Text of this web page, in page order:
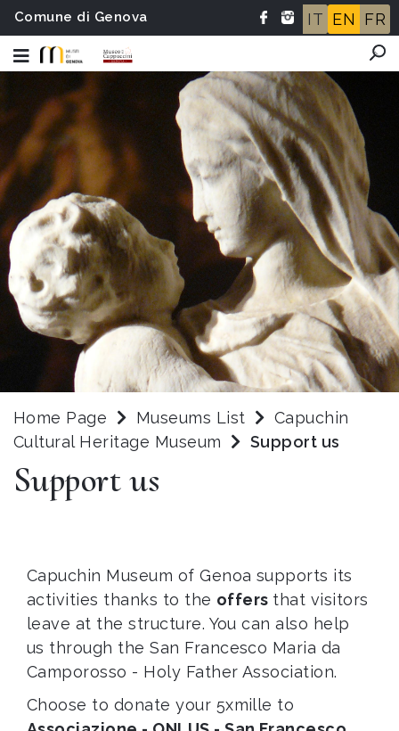
Comune di Genova IT EN FR
Home Page Museums List
Capuchin
Cultural Heritage Museum
Support us
Support us
Capuchin Museum of Genoa supports its
activities thanks to the offers that visitors
leave at the structure. You can also help
us through the San Francesco Maria da
Camporosso - Holy Father Association.
Choose to donate your 5xmille to